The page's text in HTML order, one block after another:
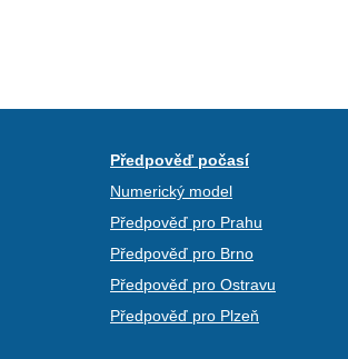
Předpověď počasí
Numerický model
Předpověď pro Prahu
Předpověď pro Brno
Předpověď pro Ostravu
Předpověď pro Plzeň